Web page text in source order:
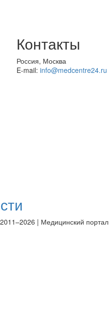
Контакты
Россия, Москва
E-mail: info@medcentre24.ru
| Медицинский портал